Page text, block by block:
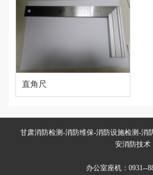
直角尺
甘肃消防检测-消防维保-消防设施检测-消
安消防技术
办公室座机：0931--